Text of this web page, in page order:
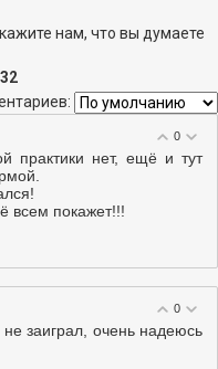
нам, что вы думаете
32
0
практики нет, ещё и тут
всем покажет!!!
0
заиграл, очень надеюсь